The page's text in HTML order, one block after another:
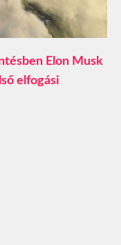
Elon Musk
elfogási